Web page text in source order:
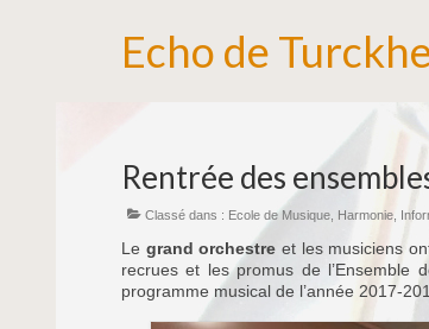
Echo de
Rentrée des
Classé dans : Ecole de Musique Harmonie
Le grand orchestre et les musiciens
recrues et les promus de
programme musical de l’année 2017-